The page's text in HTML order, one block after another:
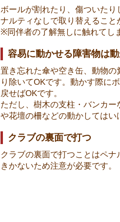
ボールが割れたり、傷ついた
ナルティなしで取り替えること
※同伴者の了解無しに触れてし
容易に動かせる障害物は
置き忘れた傘や空き缶、動物
り除いてOKです。動かす際に
戻せばOKです。
ただし、樹木の支柱・バンカ
や花壇の柵などの動かしては
クラブの裏面で打つ
クラブの裏面で打つことはペ
きかないため注意が必要です。